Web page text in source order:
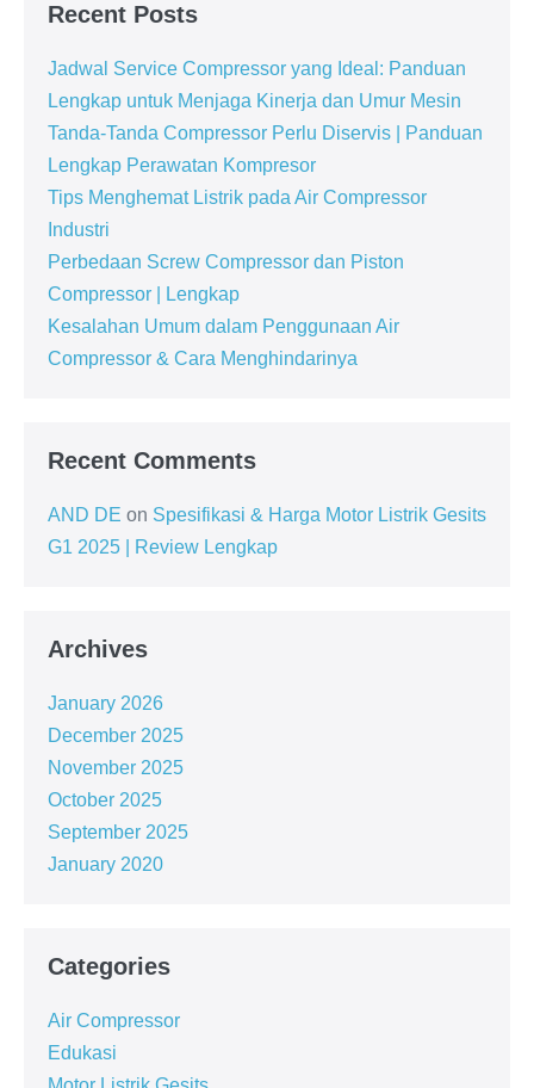
Recent Posts
Jadwal Service Compressor yang Ideal: Panduan
Lengkap untuk Menjaga Kinerja dan Umur Mesin
Tanda-Tanda Compressor Perlu Diservis | Panduan
Lengkap Perawatan Kompresor
Tips Menghemat Listrik pada Air Compressor
Industri
Perbedaan Screw Compressor dan Piston
Compressor | Lengkap
Kesalahan Umum dalam Penggunaan Air
Compressor & Cara Menghindarinya
Recent Comments
AND DE on Spesifikasi & Harga Motor Listrik Gesits
G1 2025 | Review Lengkap
Archives
January 2026
December 2025
November 2025
October 2025
September 2025
January 2020
Categories
Air Compressor
Edukasi